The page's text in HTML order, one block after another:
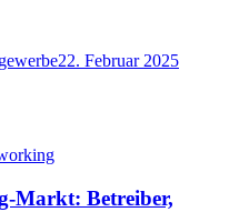
22. Februar 2025
Markt: Betreiber,